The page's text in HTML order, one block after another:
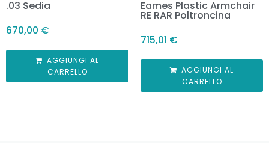
.03 Sedia
670,00 €
AGGIUNGI AL
CARRELLO
Eames Plastic Armchair
RE RAR Poltroncina
715,01 €
AGGIUNGI AL
CARRELLO